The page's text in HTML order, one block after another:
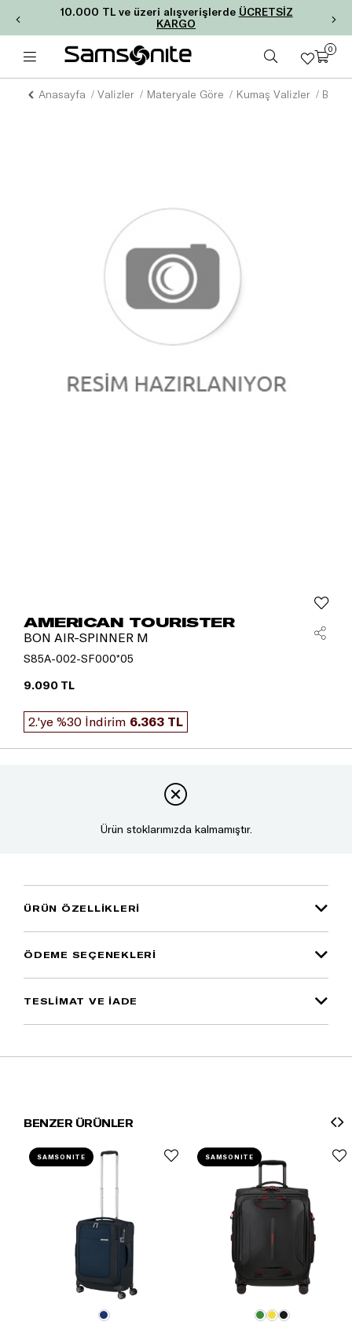
10.000 TL ve üzeri alışverişlerde ÜCRETSİZ
KARGO
0
Anasayfa Valizler Materyale Göre Kumaş Valizler BON
AMERICAN TOURISTER
BON AIR-SPINNER M
S85A-002-SF000*05
9.090 TL
2.'ye %30 İndirim 6.363 TL
Ürün stoklarımızda kalmamıştır.
ÜRÜN ÖZELLIKLERI
ÖDEME SEÇENEKLERI
TESLİMAT VE İADE
BENZER ÜRÜNLER
SAMSONITE SAMSONITE